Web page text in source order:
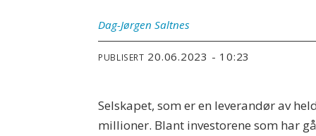
Dag-Jørgen Saltnes
PUBLISERT 20.06.2023 - 10:23
Selskapet, som er en leverandør av
millioner. Blant investorene som har